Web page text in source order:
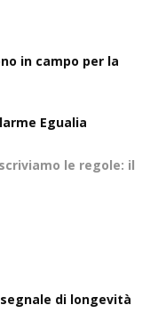
in campo per la
Egualia
le regole: il
di longevità